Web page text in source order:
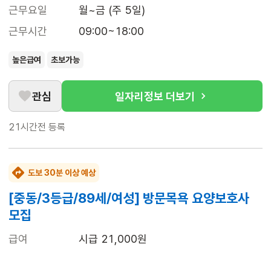
근무요일
월~금 (주 5일)
근무시간
09:00~18:00
높은급여 초보가능
관심 일자리정보 더보기
21시간전 등록
도보 30분 이상 예상
[중동/3등급/89세/여성] 방문목욕 요양보호사
모집
급여
시급 21,000원